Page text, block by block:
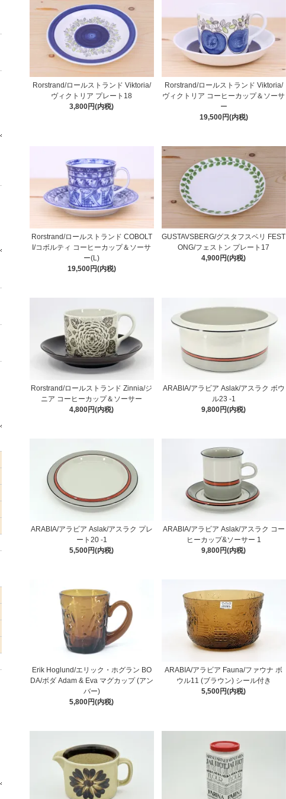
Rorstrand/ロールストランド Viktoria/
ヴィクトリア プレート18
3,800円(内税)
Rorstrand/ロールストランド Viktoria/
ヴィクトリア コーヒーカップ＆ソーサ
ー
19,500円(内税)
Rorstrand/ロールストランド COBOLT
I/コボルティ コーヒーカップ＆ソーサ
ー(L)
19,500円(内税)
GUSTAVSBERG/グスタフスベリ FEST
ONG/フェストン プレート17
4,900円(内税)
Rorstrand/ロールストランド Zinnia/ジ
ニア コーヒーカップ＆ソーサー
4,800円(内税)
ARABIA/アラビア Aslak/アスラク ボウ
ル23 -1
9,800円(内税)
ARABIA/アラビア Aslak/アスラク プレ
ート20 -1
5,500円(内税)
ARABIA/アラビア Aslak/アスラク コー
ヒーカップ&ソーサー 1
9,800円(内税)
Erik Hoglund/エリック・ホグラン BO
DA/ボダ Adam & Eva マグカップ (アン
バー)
5,800円(内税)
ARABIA/アラビア Fauna/ファウナ ボ
ウル11 (ブラウン) シール付き
5,500円(内税)